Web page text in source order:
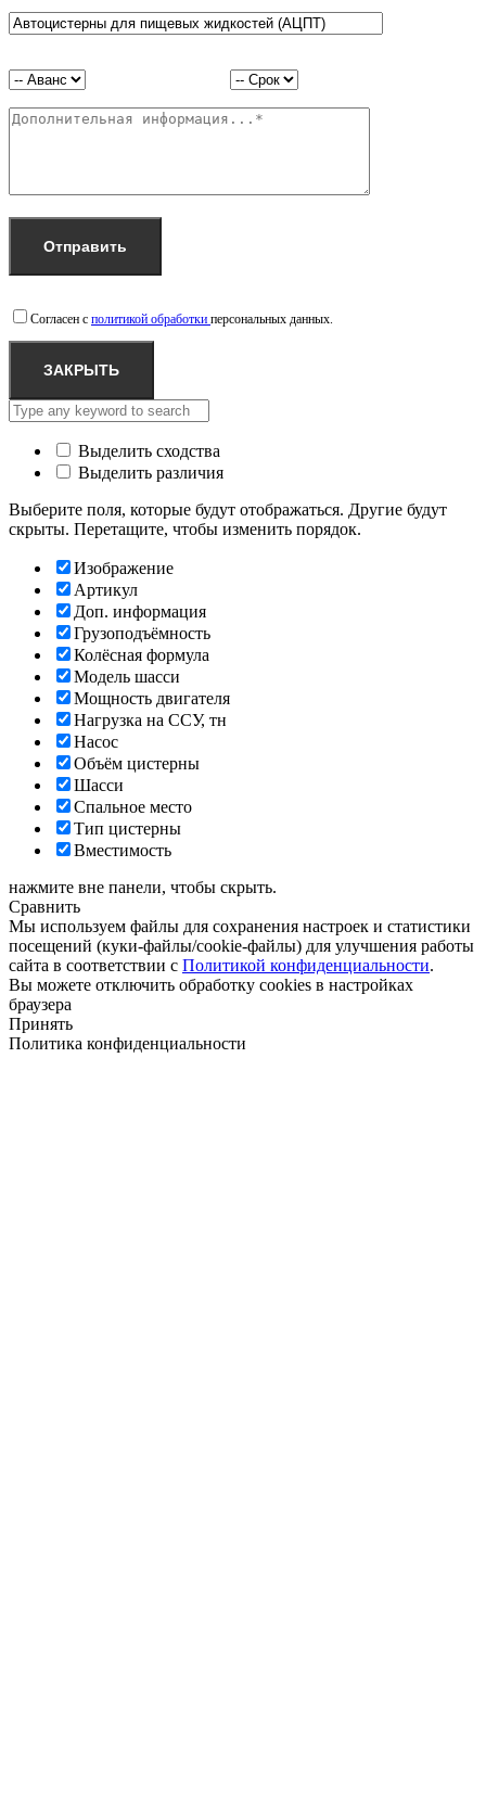
Согласен с политикой обработки персональных данных.
ЗАКРЫТЬ
Выделить сходства
Выделить различия
Выберите поля, которые будут отображаться. Другие будут
скрыты. Перетащите, чтобы изменить порядок.
Изображение
Артикул
Доп. информация
Грузоподъёмность
Колёсная формула
Модель шасси
Мощность двигателя
Нагрузка на ССУ, тн
Насос
Объём цистерны
Шасси
Спальное место
Тип цистерны
Вместимость
нажмите вне панели, чтобы скрыть.
Сравнить
Мы используем файлы для сохранения настроек и статистики
посещений (куки-файлы/cookie-файлы) для улучшения работы
сайта в соответствии с Политикой конфиденциальности.
Вы можете отключить обработку cookies в настройках
браузера
Принять
Политика конфиденциальности